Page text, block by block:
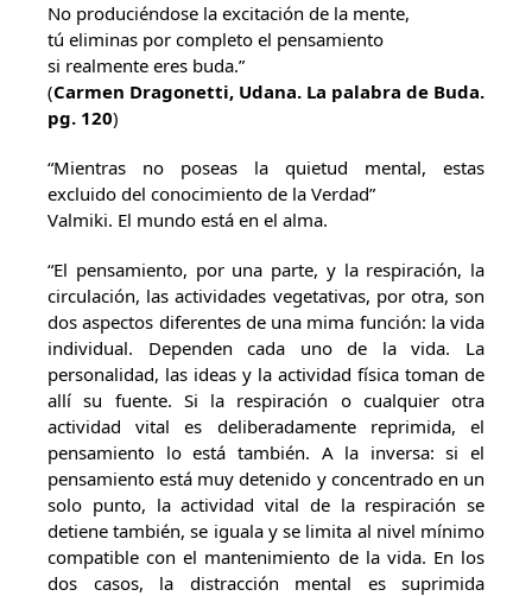
No produciéndose la excitación de la mente,
tú eliminas por completo el pensamiento
si realmente eres buda.”
(Carmen Dragonetti, Udana. La palabra de Buda.
pg. 120)
“Mientras no poseas la quietud mental, estas
excluido del conocimiento de la Verdad”
Valmiki. El mundo está en el alma.
“El pensamiento, por una parte, y la respiración, la
circulación, las actividades vegetativas, por otra, son
dos aspectos diferentes de una mima función: la vida
individual. Dependen cada uno de la vida. La
personalidad, las ideas y la actividad física toman de
allí su fuente. Si la respiración o cualquier otra
actividad vital es deliberadamente reprimida, el
pensamiento lo está también. A la inversa: si el
pensamiento está muy detenido y concentrado en un
solo punto, la actividad vital de la respiración se
detiene también, se iguala y se limita al nivel mínimo
compatible con el mantenimiento de la vida. En los
dos casos, la distracción mental es suprimida